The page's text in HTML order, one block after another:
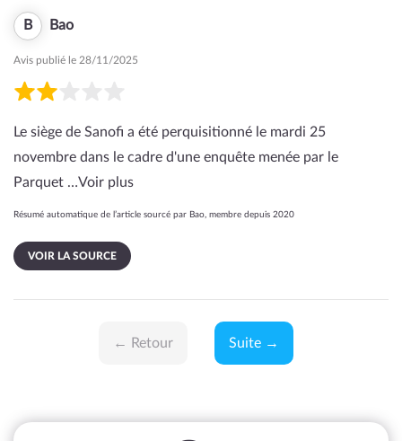
B Bao
Avis publié le 28/11/2025
Le siège de Sanofi a été perquisitionné le mardi 25
novembre dans le cadre d'une enquête menée par le
Parquet …Voir plus
Résumé automatique de l’article sourcé par Bao, membre depuis 2020
VOIR LA SOURCE
← Retour Suite →